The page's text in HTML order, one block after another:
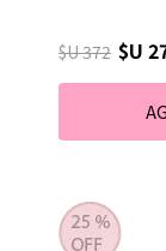
$U 372 $U